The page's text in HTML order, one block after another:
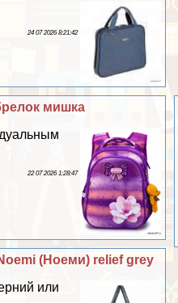
24 07 2026 8:21:42
мишка
22 07 2026 1:28:47
(Ноеми) relief grey
или